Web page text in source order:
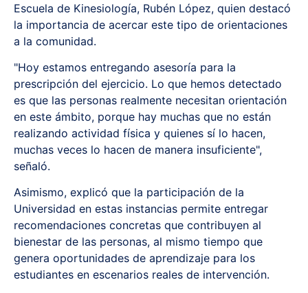
Escuela de Kinesiología, Rubén López, quien destacó
la importancia de acercar este tipo de orientaciones
a la comunidad.
"Hoy estamos entregando asesoría para la
prescripción del ejercicio. Lo que hemos detectado
es que las personas realmente necesitan orientación
en este ámbito, porque hay muchas que no están
realizando actividad física y quienes sí lo hacen,
muchas veces lo hacen de manera insuficiente",
señaló.
Asimismo, explicó que la participación de la
Universidad en estas instancias permite entregar
recomendaciones concretas que contribuyen al
bienestar de las personas, al mismo tiempo que
genera oportunidades de aprendizaje para los
estudiantes en escenarios reales de intervención.